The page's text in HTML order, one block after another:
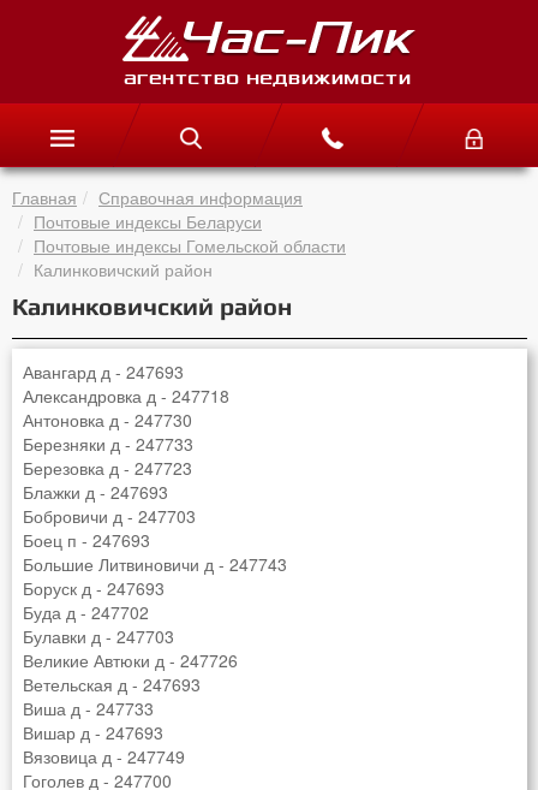
Главная
Справочная информация
Почтовые индексы Беларуси
Почтовые индексы Гомельской области
Калинковичский район
Калинковичский район
Авангард д - 247693
Александровка д - 247718
Антоновка д - 247730
Березняки д - 247733
Березовка д - 247723
Блажки д - 247693
Бобровичи д - 247703
Боец п - 247693
Большие Литвиновичи д - 247743
Боруск д - 247693
Буда д - 247702
Булавки д - 247703
Великие Автюки д - 247726
Ветельская д - 247693
Виша д - 247733
Вишар д - 247693
Вязовица д - 247749
Гоголев д - 247700